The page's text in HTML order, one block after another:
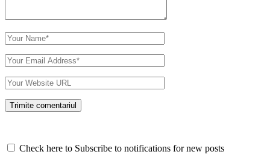
Check here to Subscribe to notifications for new posts